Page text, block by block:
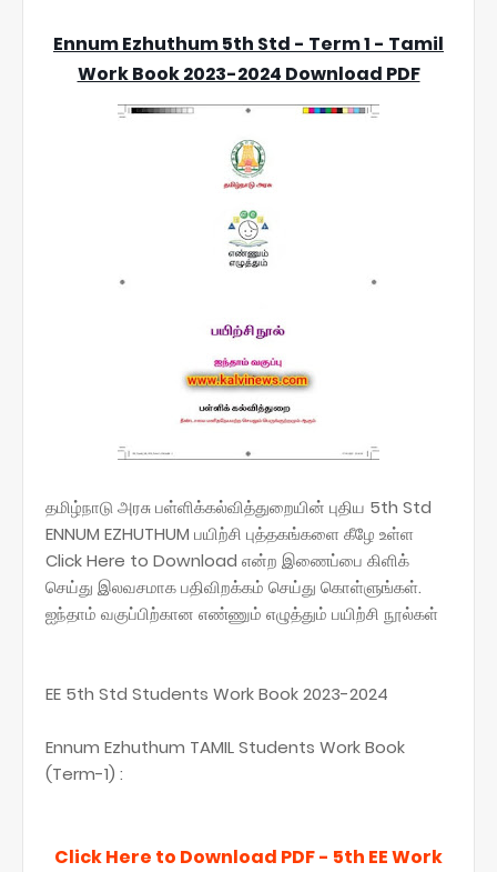
Ennum Ezhuthum 5th Std - Term 1 - Tamil
Work Book 2023-2024 Download PDF
தமிழ்நாடு அரசு பள்ளிக்கல்வித்துறையின் புதிய 5th Std
ENNUM EZHUTHUM பயிற்சி புத்தகங்களை கீழே உள்ள
Click Here to Download என்ற இணைப்பை கிளிக்
செய்து இலவசமாக பதிவிறக்கம் செய்து கொள்ளுங்கள்.
ஐந்தாம் வகுப்பிற்கான எண்ணும் எழுத்தும் பயிற்சி நூல்கள்
EE 5th Std Students Work Book 2023-2024
Ennum Ezhuthum TAMIL Students Work Book
(Term-1) :
Click Here to Download PDF - 5th EE Work